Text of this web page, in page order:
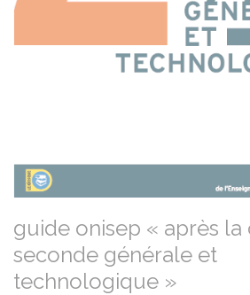
guide onisep « après la
seconde générale et
technologique »